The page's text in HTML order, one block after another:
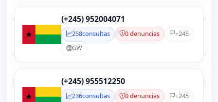
(+245) 952004071
258consultas 0 denuncias
+245
GW
(+245) 955512250
236consultas 0 denuncias
+245